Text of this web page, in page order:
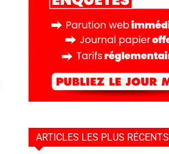
ARTICLES LES PLUS RÉCENTS